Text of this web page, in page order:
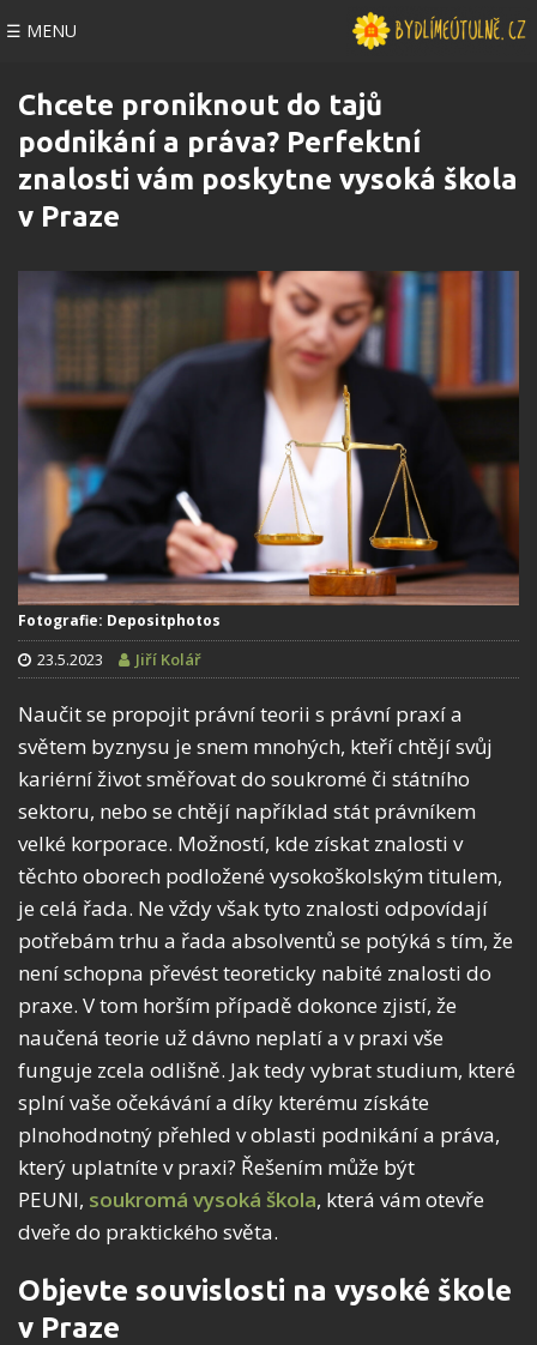
☰ MENU
Chcete proniknout do tajů
podnikání a práva? Perfektní
znalosti vám poskytne vysoká škola
v Praze
Fotografie: Depositphotos
23.5.2023 Jiří Kolář
Naučit se propojit právní teorii s právní praxí a
světem byznysu je snem mnohých, kteří chtějí svůj
kariérní život směřovat do soukromé či státního
sektoru, nebo se chtějí například stát právníkem
velké korporace. Možností, kde získat znalosti v
těchto oborech podložené vysokoškolským titulem,
je celá řada. Ne vždy však tyto znalosti odpovídají
potřebám trhu a řada absolventů se potýká s tím, že
není schopna převést teoreticky nabité znalosti do
praxe. V tom horším případě dokonce zjistí, že
naučená teorie už dávno neplatí a v praxi vše
funguje zcela odlišně. Jak tedy vybrat studium, které
splní vaše očekávání a díky kterému získáte
plnohodnotný přehled v oblasti podnikání a práva,
který uplatníte v praxi? Řešením může být
PEUNI, soukromá vysoká škola, která vám otevře
dveře do praktického světa.
Objevte souvislosti na vysoké škole
v Praze